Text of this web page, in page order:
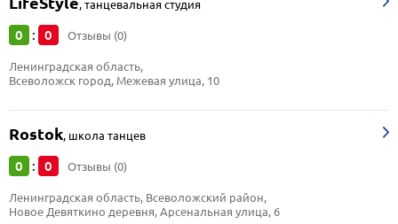
,танцевальная студия
0 : 0 Отзывы (0)
Ленинградская область,
Всеволожск город, Межевая улица, 10
Rostok, школа танцев
0 : 0 Отзывы (0)
Ленинградская область, Всеволожский район,
Новое Девяткино деревня, Арсенальная улица, 6